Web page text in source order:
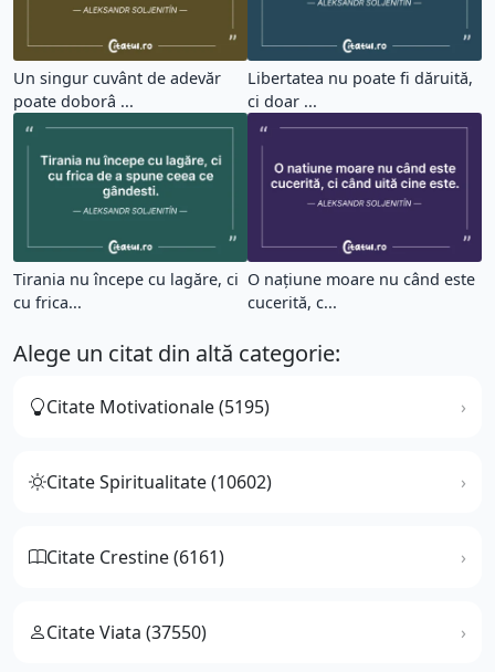
Un singur cuvânt de adevăr
poate doborâ ...
Libertatea nu poate fi dăruită,
ci doar ...
Tirania nu începe cu lagăre, ci
cu frica...
O națiune moare nu când este
cucerită, c...
Alege un citat din altă categorie:
Citate Motivationale (5195)
Citate Spiritualitate (10602)
Citate Crestine (6161)
Citate Viata (37550)